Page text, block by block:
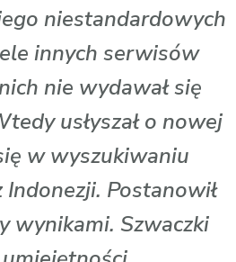
niestandardowych
innych serwisów
nie wydawał się
usłyszał o nowej
w wyszukiwaniu
Postanowił
wynikami. Szwaczki